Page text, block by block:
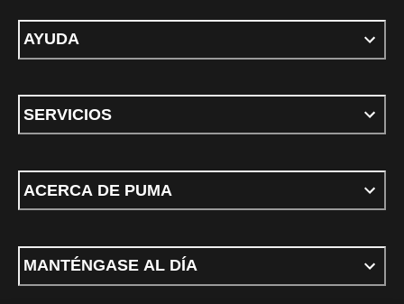
AYUDA
SERVICIOS
ACERCA DE PUMA
MANTÉNGASE AL DÍA